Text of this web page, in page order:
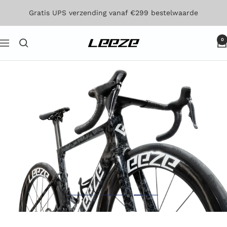
inhoud
Gratis UPS verzending vanaf €299 bestelwaarde
Navigatie Leeze 0
Ga
naar
Ga
naar
Ga
naar